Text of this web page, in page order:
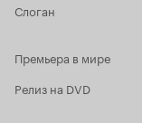
Слоган
Премьера в мире
Релиз на DVD